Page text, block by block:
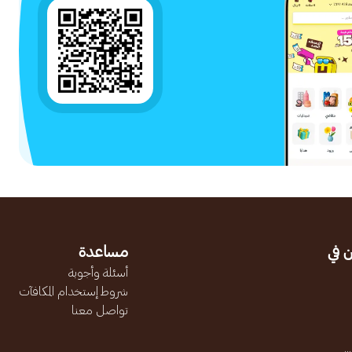
في مساعدة
أسئلة وأجوبة
شروط إستخدام المكافآت
تواصل معنا